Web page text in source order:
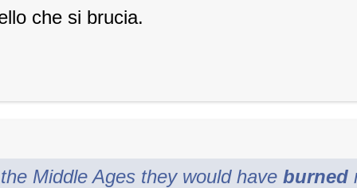
che si brucia.
Middle Ages they would have burned